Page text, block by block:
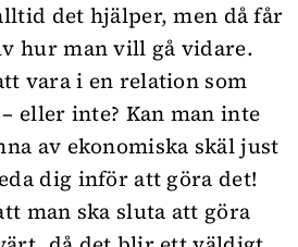
det hjälper, men då får
hur man vill gå vidare.
vara i en relation som
eller inte? Kan man inte
av ekonomiska skäl just
dig inför att göra det!
man ska sluta att göra